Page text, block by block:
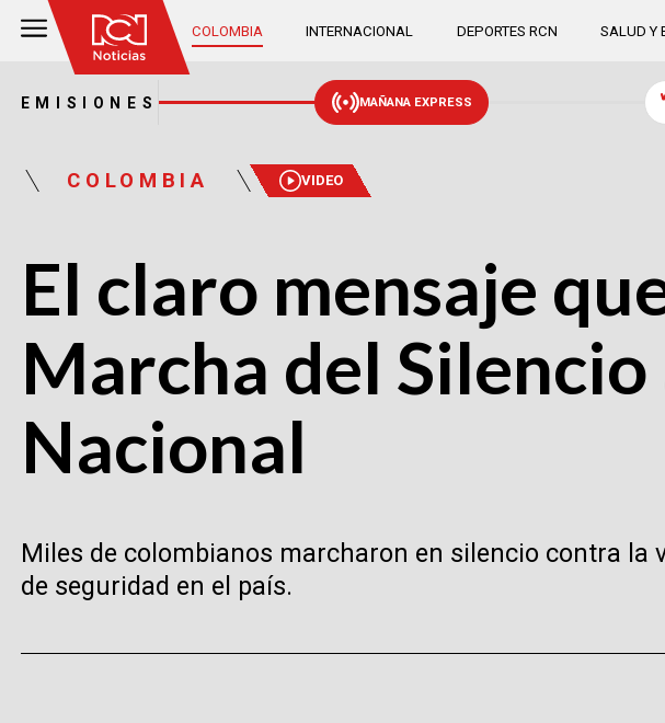
COLOMBIA INTERNACIONAL DEPORTES RCN SALUD Y
EMISIONES MAÑANA EXPRESS
COLOMBIA VIDEO
El claro mensaje
Marcha del
Nacional
Miles de colombianos marcharon en silencio contra
de seguridad en el país.